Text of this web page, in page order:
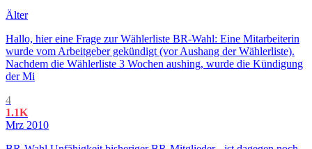
Älter
Hallo, hier eine Frage zur Wählerliste BR-Wahl: Eine Mitarbeiterin
wurde vom Arbeitgeber gekündigt (vor Aushang der Wählerliste).
Nachdem die Wählerliste 3 Wochen aushing, wurde die Kündigung
der Mi
4
1.1K
Mrz 2010